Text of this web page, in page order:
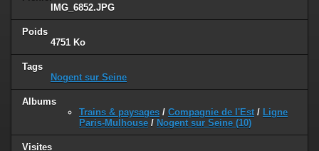
IMG_6852.JPG
Poids
4751 Ko
Tags
Nogent sur Seine
Albums
Trains & paysages / Compagnie de l'Est / Ligne
Paris-Mulhouse / Nogent sur Seine (10)
Visites